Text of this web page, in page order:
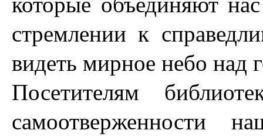
стремлении к
видеть мирное небо над
Посетителям
самоотверженности